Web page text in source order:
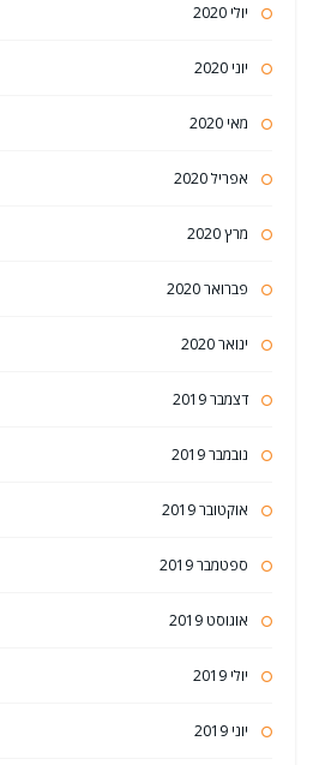
יולי 2020
יוני 2020
מאי 2020
אפריל 2020
מרץ 2020
פברואר 2020
ינואר 2020
דצמבר 2019
נובמבר 2019
אוקטובר 2019
ספטמבר 2019
אוגוסט 2019
יולי 2019
יוני 2019